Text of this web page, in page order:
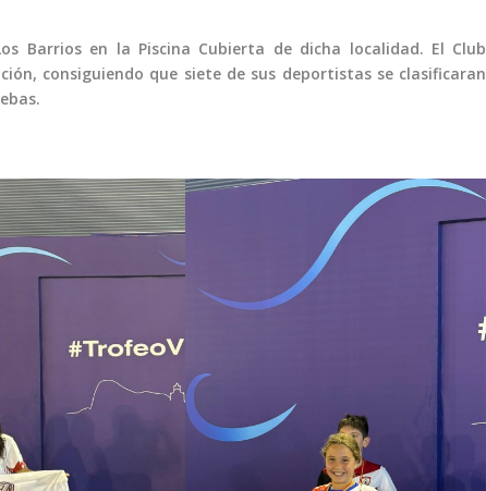
Barrios en la Piscina Cubierta de dicha localidad. El Club
consiguiendo que siete de sus deportistas se clasificaran